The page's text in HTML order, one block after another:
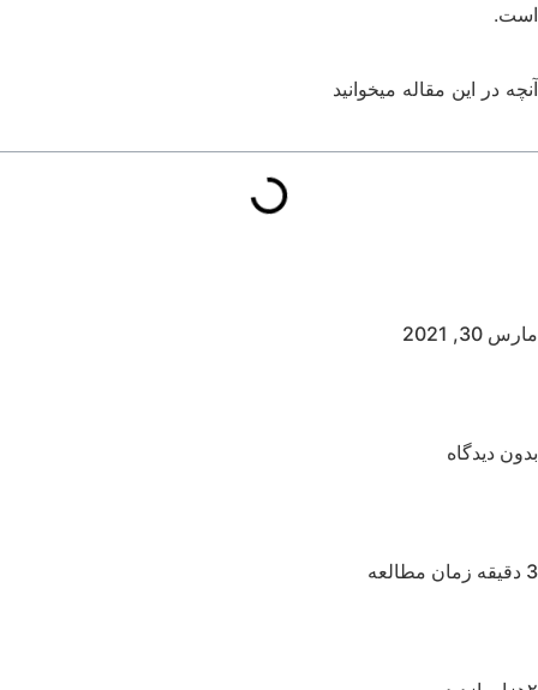
است.
آنچه در این مقاله میخوانید
مارس 30, 2021
بدون دیدگاه
3 دقیقه زمان مطالعه